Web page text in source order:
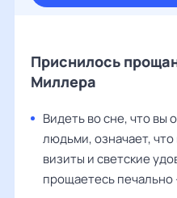
Приснилось
Миллера
Видеть во сне, что вы
людьми, означает,
визиты и светские
прощаетесь печально